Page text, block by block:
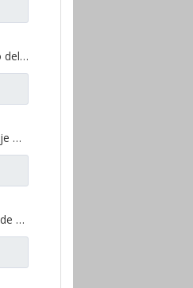
Engranaje del ángulo del lavabo del puente trasero para los repuestos 81.35199.6554 de Shamcan DelongTruck
Par de engranajes cónicos de eje medio 28/21 para piezas de repuesto de camión A0E Axle FAW Jiefang 2502036/037-A0E
Engranaje de ángulo de lavabo de puente medio para Shamcan DelongTruck repuestos 81.35199.6587